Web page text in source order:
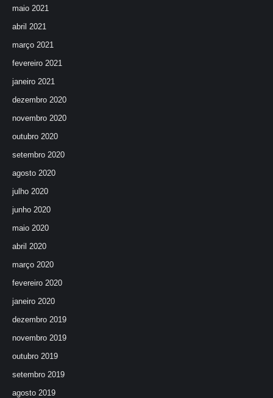
maio 2021
abril 2021
março 2021
fevereiro 2021
janeiro 2021
dezembro 2020
novembro 2020
outubro 2020
setembro 2020
agosto 2020
julho 2020
junho 2020
maio 2020
abril 2020
março 2020
fevereiro 2020
janeiro 2020
dezembro 2019
novembro 2019
outubro 2019
setembro 2019
agosto 2019